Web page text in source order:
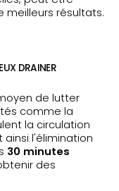
résultats.
DRAINER
de lutter
comme la
la circulation
l'élimination
30 minutes
des